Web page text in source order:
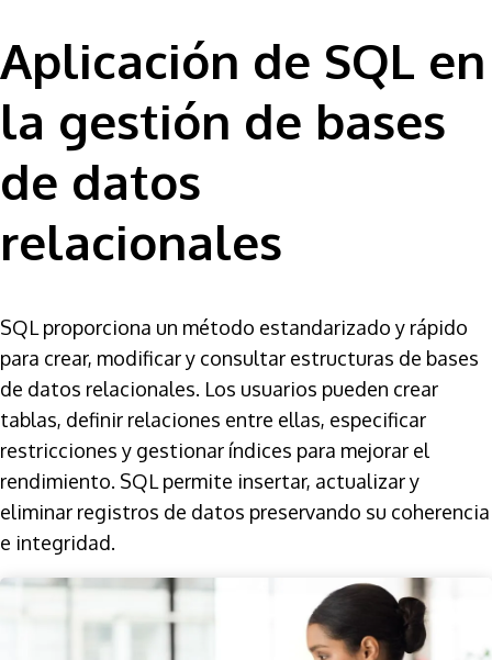
Aplicación de SQL en
la gestión de bases
de datos
relacionales
SQL proporciona un método estandarizado y rápido
para crear, modificar y consultar estructuras de bases
de datos relacionales. Los usuarios pueden crear
tablas, definir relaciones entre ellas, especificar
restricciones y gestionar índices para mejorar el
rendimiento. SQL permite insertar, actualizar y
eliminar registros de datos preservando su coherencia
e integridad.